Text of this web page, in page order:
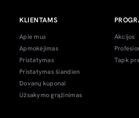
KLIENTAMS
Apie mus
Apmokėjimas
Pristatymas
Pristatymas šiandien
Dovanų kuponai
Užsakymo grąžinimas
Akcijos
Tapk